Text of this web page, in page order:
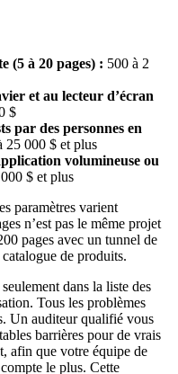
(5 à 20 pages) : 500 à 2
et au lecteur d’écran
$
par des personnes en
25 000 $ et plus
volumineuse ou
$ et plus
paramètres varient
n’est pas le même projet
pages avec un tunnel de
de produits.
dans la liste des
Tous les problèmes
Un auditeur qualifié vous
barrières pour de vrais
afin que votre équipe de
le plus. Cette